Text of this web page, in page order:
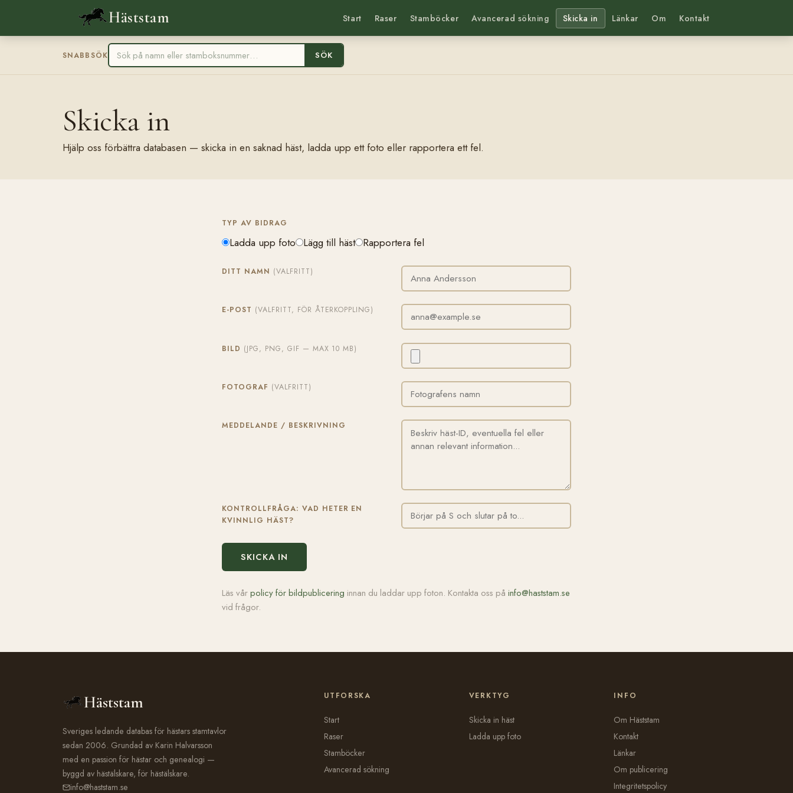
Häststam Start Raser Stamböcker Avancerad sökning Skicka in Länkar Om Kontakt
SNABBSÖK SÖK
Skicka in
Hjälp oss förbättra databasen — skicka in en saknad häst, ladda upp ett foto eller rapportera ett fel.
TYP AV BIDRAG
Ladda upp foto Lägg till häst Rapportera fel
DITT NAMN (VALFRITT)
E-POST (VALFRITT, FÖR ÅTERKOPPLING)
BILD (JPG, PNG, GIF — MAX 10 MB)
FOTOGRAF (VALFRITT)
MEDDELANDE / BESKRIVNING
KONTROLLFRÅGA: VAD HETER EN
KVINNLIG HÄST?
SKICKA IN
Läs vårpolicy för bildpublicering innan du laddar upp foton. Kontakta oss på info@haststam.se
vid frågor.
Häststam
Sveriges ledande databas för hästars stamtavlor
sedan 2006. Grundad av Karin Halvarsson
med en passion för hästar och genealogi —
byggd av hästälskare, för hästälskare.
info@haststam.se
UTFORSKA
Start
Raser
Stamböcker
Avancerad sökning
VERKTYG
Skicka in häst
Ladda upp foto
INFO
Om Häststam
Kontakt
Länkar
Om publicering
Integritetspolicy